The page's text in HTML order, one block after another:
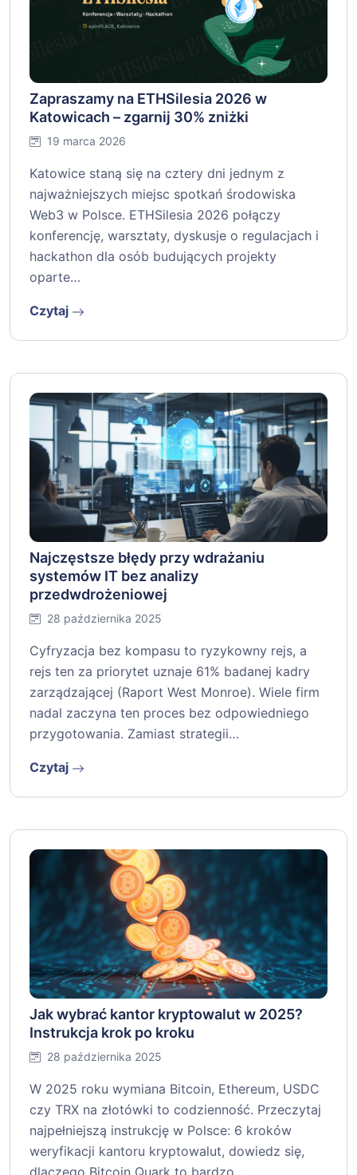
Zapraszamy na ETHSilesia 2026 w
Katowicach – zgarnij 30% zniżki
19 marca 2026
Katowice staną się na cztery dni jednym z
najważniejszych miejsc spotkań środowiska
Web3 w Polsce. ETHSilesia 2026 połączy
konferencję, warsztaty, dyskusje o regulacjach i
hackathon dla osób budujących projekty
oparte…
Czytaj
Najczęstsze błędy przy wdrażaniu
systemów IT bez analizy
przedwdrożeniowej
28 października 2025
Cyfryzacja bez kompasu to ryzykowny rejs, a
rejs ten za priorytet uznaje 61% badanej kadry
zarządzającej (Raport West Monroe). Wiele firm
nadal zaczyna ten proces bez odpowiedniego
przygotowania. Zamiast strategii…
Czytaj
Jak wybrać kantor kryptowalut w 2025?
Instrukcja krok po kroku
28 października 2025
W 2025 roku wymiana Bitcoin, Ethereum, USDC
czy TRX na złotówki to codzienność. Przeczytaj
najpełniejszą instrukcję w Polsce: 6 kroków
weryfikacji kantoru kryptowalut, dowiedz się,
dlaczego Bitcoin Quark to bardzo…